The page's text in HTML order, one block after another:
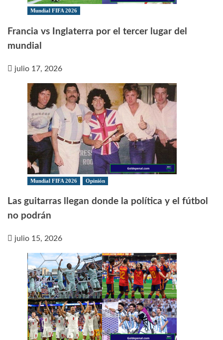
Mundial FIFA 2026
Francia vs Inglaterra por el tercer lugar del
mundial
julio 17, 2026
Mundial FIFA 2026 Opinión
Las guitarras llegan donde la política y el fútbol
no podrán
julio 15, 2026